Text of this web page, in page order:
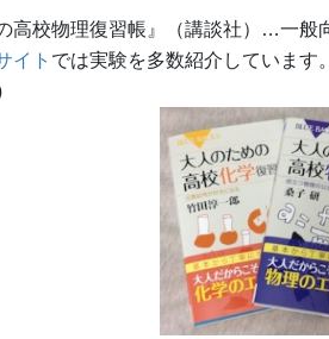
高校物理復習帳』（講談社）…一
イト では実験を多数紹介しています。